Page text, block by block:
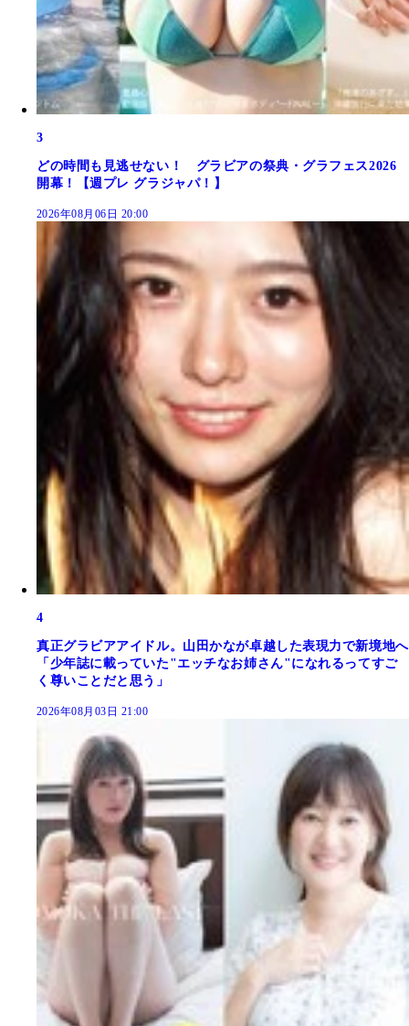
3
どの時間も見逃せない！ グラビアの祭典・グラフェス2026
開幕！【週プレ グラジャパ！】
2026年08月06日 20:00
4
真正グラビアアイドル。山田かなが卓越した表現力で新境地へ
「少年誌に載っていた"エッチなお姉さん"になれるってすご
く尊いことだと思う」
2026年08月03日 21:00